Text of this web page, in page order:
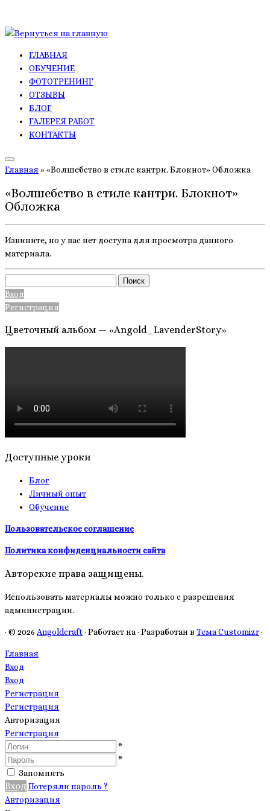
Перейти
содержимому
ГЛАВНАЯ
ОБУЧЕНИЕ
ФОТОТРЕНИНГ
ОТЗЫВЫ
БЛОГ
ГАЛЕРЕЯ РАБОТ
КОНТАКТЫ
Главная » «Волшебство в стиле кантри. Блокнот» Обложка
«Волшебство в стиле кантри. Блокнот»
Обложка
Извините, но у вас нет доступа для просмотра данного
материала.
Вход
Регистрация
Цветочный альбом — «Angold_LavenderStory»
Доступные уроки
Блог
Личный опыт
Обучение
Пользовательское соглашение
Политика конфиденциальности сайта
Авторские права защищены.
Использовать материалы можно только с разрешения
администрации.
· © 2026 Angoldcraft · Работает на· Разработан в Тема Customizr·
Главная
Вход
Вход
Регистрация
Регистрация
Авторизация
Регистрация
*
*
Запомнить
Вход Потеряли пароль ?
Авторизация